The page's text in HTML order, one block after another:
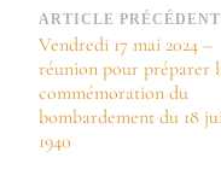
Navigation
d’article
ARTICLE PRÉCÉDENT
Vendredi 17 mai 2024 –
réunion pour préparer
commémoration du
bombardement du 18
1940